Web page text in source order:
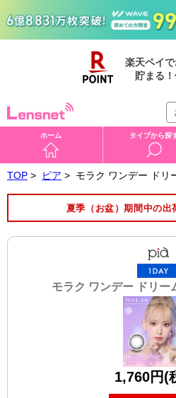
ホーム タイプから探
TOP > ピア > モラク ワンデー ドリ
夏季（お盆）期間中の出
モラク ワンデー ドリー
1,760円(